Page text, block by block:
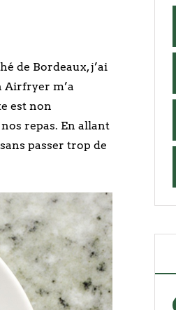
de Bordeaux, j’ai
Airfryer m’a
est non
nos repas. En allant
passer trop de